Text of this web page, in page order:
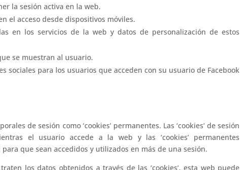
la sesión activa en la web.
el acceso desde dispositivos móviles.
en los servicios de la web y datos de personalización de estos
se muestran al usuario.
sociales para los usuarios que acceden con su usuario de Facebook
de sesión como ‘cookies’ permanentes. Las ‘cookies’ de sesión
el usuario accede a la web y las ‘cookies’ permanentes
que sean accedidos y utilizados en más de una sesión.
los datos obtenidos a través de las ‘cookies’, esta web puede